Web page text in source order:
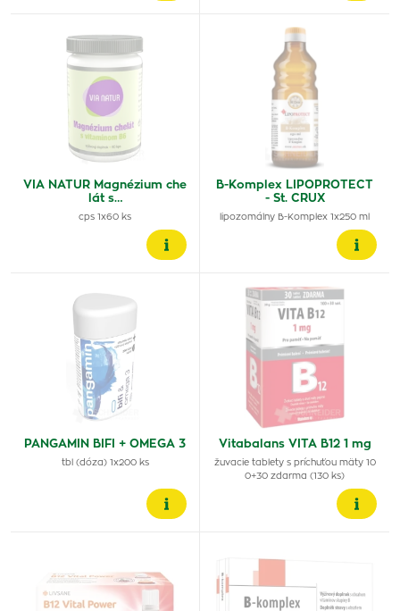
VIA NATUR Magnézium che
lát s…
cps 1x60 ks
B-Komplex LIPOPROTECT
- St. CRUX
lipozomálny B-Komplex 1x250 ml
PANGAMIN BIFI + OMEGA 3
tbl (dóza) 1x200 ks
Vitabalans VITA B12 1 mg
žuvacie tablety s príchuťou mäty 10
0+30 zdarma (130 ks)